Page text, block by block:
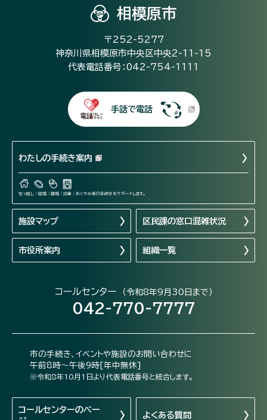
相模原市
〒252-5277
神奈川県相模原市中央区中央2-11-15
代表電話番号：042-754-1111
手話で電話
わたしの手続き案内
引っ越し / 結婚 / 離婚 / 出産 / おくやみ等の手続きをサポートします。
施設マップ 区民課の窓口混雑状況
市役所案内 組織一覧
コールセンター （令和8年9月30日まで）
042-770-7777
市の手続き、イベントや施設のお問い合わせに
午前8時～午後9時[年中無休]
※令和8年10月1日より代表電話番号と統合します。
コールセンターのペー
よくある質問